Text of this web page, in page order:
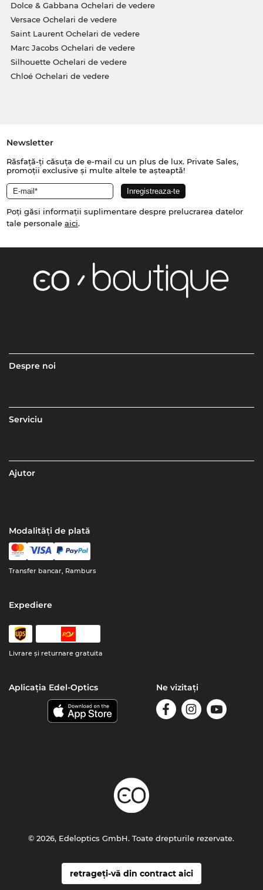
Dolce & Gabbana Ochelari de vedere
Versace Ochelari de vedere
Saint Laurent Ochelari de vedere
Marc Jacobs Ochelari de vedere
Silhouette Ochelari de vedere
Chloé Ochelari de vedere
Newsletter
Răsfață-ți căsuța de e-mail cu un plus de lux. Private Sales,
promoții exclusive și multe altele te așteaptă!
Poți găsi informații suplimentare despre prelucrarea datelor
tale personale aici.
Despre noi
Serviciu
Ajutor
Modalități de plată
Transfer bancar, Ramburs
Expediere
Livrare şi returnare gratuita
Aplicația Edel-Optics Ne vizitați
retrageți-vă din contract aici
© 2026, Edeloptics GmbH. Toate drepturile rezervate.